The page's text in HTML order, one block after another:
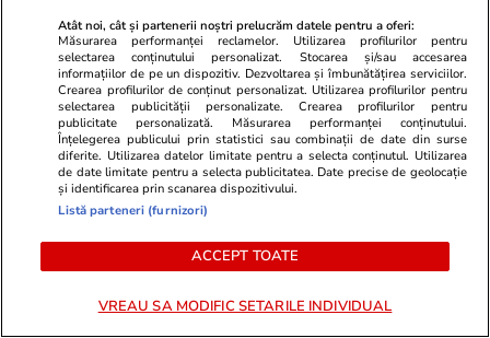
GlobalEye: „Vor supraveghea
inclusiv Marea Neagră”. Cât
costă o aeronavă
07 iul.
Manele psihedelicopolitice
Atât noi, cât și partenerii noștri prelucrăm datele pentru a oferi:
Măsurarea performanței reclamelor. Utilizarea profilurilor pentru
selectarea conținutului personalizat. Stocarea și/sau accesarea
informațiilor de pe un dispozitiv. Dezvoltarea și îmbunătățirea serviciilor.
Crearea profilurilor de conținut personalizat. Utilizarea profilurilor pentru
selectarea publicității personalizate. Crearea profilurilor pentru
publicitate personalizată. Măsurarea performanței conținutului.
Înțelegerea publicului prin statistici sau combinații de date din surse
diferite. Utilizarea datelor limitate pentru a selecta conținutul. Utilizarea
de date limitate pentru a selecta publicitatea. Date precise de geolocație
și identificarea prin scanarea dispozitivului.
Listă parteneri (furnizori)
ACCEPT TOATE
VREAU SA MODIFIC SETARILE INDIVIDUAL